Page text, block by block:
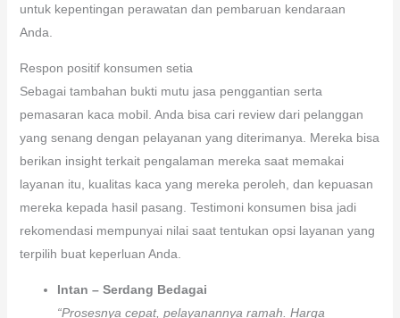
untuk kepentingan perawatan dan pembaruan kendaraan
Anda.
Respon positif konsumen setia
Sebagai tambahan bukti mutu jasa penggantian serta
pemasaran kaca mobil. Anda bisa cari review dari pelanggan
yang senang dengan pelayanan yang diterimanya. Mereka bisa
berikan insight terkait pengalaman mereka saat memakai
layanan itu, kualitas kaca yang mereka peroleh, dan kepuasan
mereka kepada hasil pasang. Testimoni konsumen bisa jadi
rekomendasi mempunyai nilai saat tentukan opsi layanan yang
terpilih buat keperluan Anda.
Intan – Serdang Bedagai
“Prosesnya cepat, pelayanannya ramah. Harga